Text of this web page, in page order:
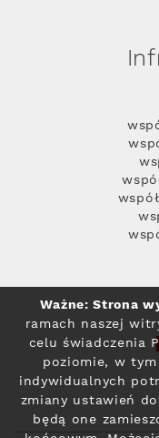
Ważne: Strona
ramach naszej
celu świadczenia
poziomie, w
indywidualnych
zmiany ustawień
będą one